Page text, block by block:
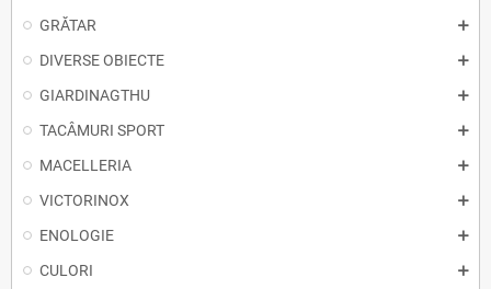
GRĂTAR
DIVERSE OBIECTE
GIARDINAGTHU
TACÂMURI SPORT
MACELLERIA
VICTORINOX
ENOLOGIE
CULORI